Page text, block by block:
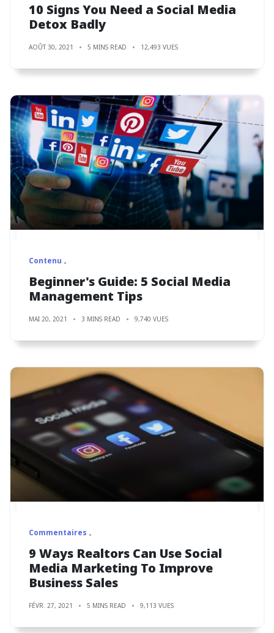
10 Signs You Need a Social Media
Detox Badly
AOÛT 30, 2021 5 MINS READ 12,493 VUES
Contenu
Beginner's Guide: 5 Social Media
Management Tips
MAI 20, 2021 3 MINS READ 9,740 VUES
Commentaires
9 Ways Realtors Can Use Social
Media Marketing To Improve
Business Sales
FÉVR. 27, 2021 5 MINS READ 9,113 VUES